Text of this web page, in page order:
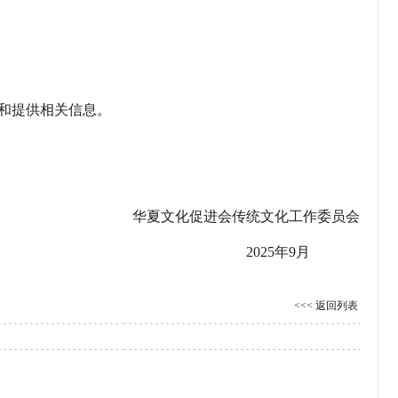
供相关信息。
华夏文化促进会传统文化工作委员会
2025年9月
<<< 返回列表